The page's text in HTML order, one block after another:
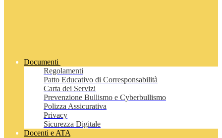
Documenti
Regolamenti
Patto Educativo di Corresponsabilità
Carta dei Servizi
Prevenzione Bullismo e Cyberbullismo
Polizza Assicurativa
Privacy
Sicurezza Digitale
Docenti e ATA